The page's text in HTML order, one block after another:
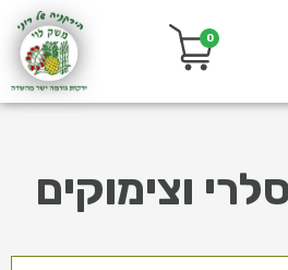
0
וצימוקים